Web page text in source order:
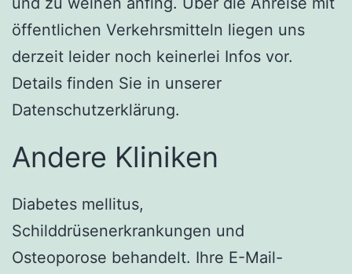
öffentlichen Verkehrsmitteln liegen uns
derzeit leider noch keinerlei Infos vor.
Details finden Sie in unserer
Datenschutzerklärung.
Andere Kliniken
Diabetes mellitus,
Schilddrüsenerkrankungen und
Osteoporose behandelt. Ihre E-Mail-